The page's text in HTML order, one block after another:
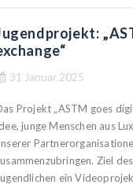
31 Januar 2025
Projekt „ASTM goes
junge Menschen aus
Ziel
ein